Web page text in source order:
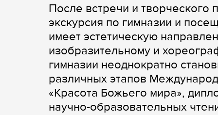
После встречи и творческого
экскурсия по гимназии и
имеет эстетическую
изобразительному и
гимназии неоднократно
различных этапов
«Красота Божьего мира»,
научно-образовательных